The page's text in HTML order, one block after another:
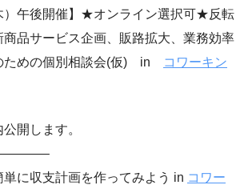
）午後開催】★オンライン選択可★反転
品サービス企画、販路拡大、業務効率
ための個別相談会(仮) in
コワーキン
開します。
単に収支計画を作ってみよう in コワー